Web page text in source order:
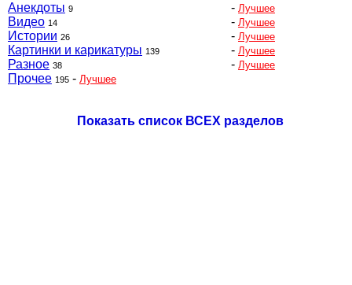
Анекдоты 9 - Лучшее
Видео 14 - Лучшее
Истории 26 - Лучшее
Картинки и карикатуры 139 - Лучшее
Разное 38 - Лучшее
Прочее 195 - Лучшее
Показать список ВСЕХ разделов